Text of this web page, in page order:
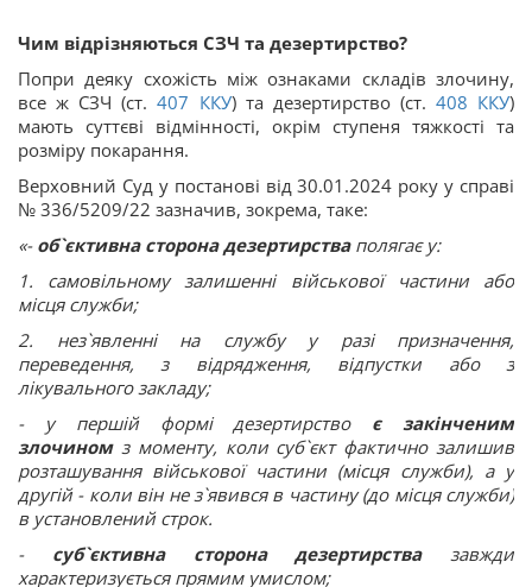
Чим відрізняються СЗЧ та дезертирство?
Попри деяку схожість між ознаками складів злочину,
все ж СЗЧ (ст. 407 ККУ) та дезертирство (ст. 408 ККУ)
мають суттєві відмінності, окрім ступеня тяжкості та
розміру покарання.
Верховний Суд у постанові від 30.01.2024 року у справі
№ 336/5209/22 зазначив, зокрема, таке:
«- об`єктивна сторона дезертирстваполягає у:
1. самовільному залишенні військової частини або
місця служби;
2. нез`явленні на службу у разі призначення,
переведення, з відрядження, відпустки або з
лікувального закладу;
- у першій формі дезертирство є закінченим
злочиномз моменту, коли суб`єкт фактично залишив
розташування військової частини (місця служби), а у
другій - коли він не з`явився в частину (до місця служби)
в установлений строк.
- суб`єктивна сторона дезертирствазавжди
характеризується прямим умислом;